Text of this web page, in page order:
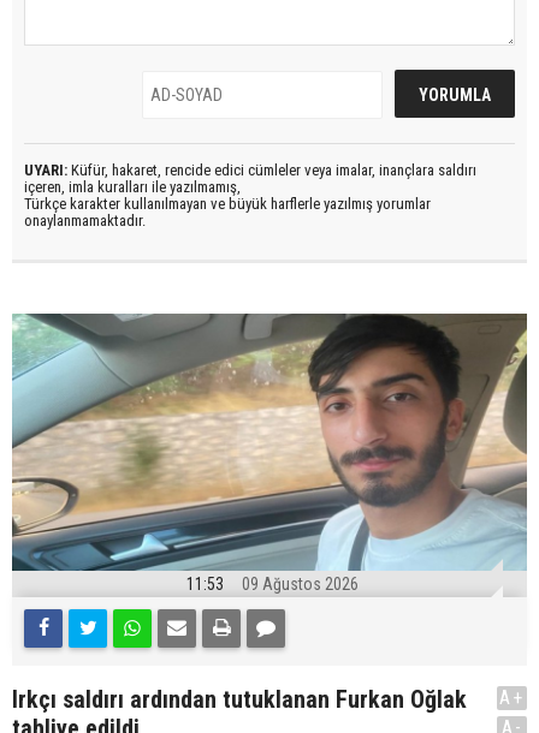
UYARI: Küfür, hakaret, rencide edici cümleler veya imalar, inançlara saldırı
içeren, imla kuralları ile yazılmamış,
Türkçe karakter kullanılmayan ve büyük harflerle yazılmış yorumlar
onaylanmamaktadır.
11:53 09 Ağustos 2026
Irkçı saldırı ardından tutuklanan Furkan Oğlak
A+
A-